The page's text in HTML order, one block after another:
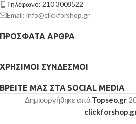
Τηλέφωνο: 210 3008522
Email: info@clickforshop.gr
ΠΡΌΣΦΑΤΑ ΆΡΘΡΑ
ΧΡΉΣΙΜΟΙ ΣΎΝΔΕΣΜΟΙ
ΒΡΕΊΤΕ ΜΑΣ ΣΤΑ SOCIAL MEDIA
Δημιουργήθηκε από Topseo.gr